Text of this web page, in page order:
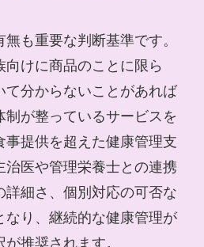
無も重要な判断基準です。
けに商品のことに限ら
て分からないことがあれば
が整っているサービスを
事提供を超えた健康管理支
治医や管理栄養士との連携
詳細さ、個別対応の可否な
なり、継続的な健康管理が
推奨されます。